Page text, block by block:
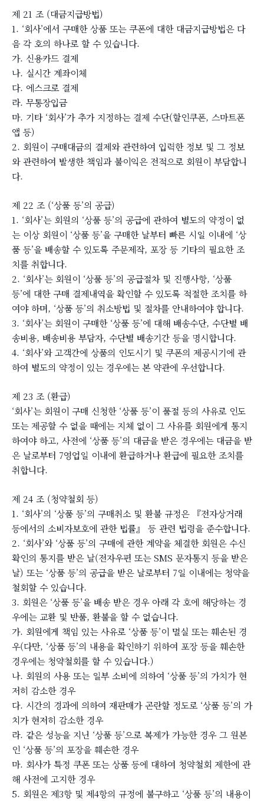
제 21 조 (대금지급방법)
1. ‘회사’에서 구매한 상품 또는 쿠폰에 대한 대금지급방법은 다
음 각 호의 하나로 할 수 있습니다.
가. 신용카드 결제
나. 실시간 계좌이체
다. 에스크로 결제
라. 무통장입금
마. 기타 ‘회사’가 추가 지정하는 결제 수단(할인쿠폰, 스마트폰
앱 등)
2. 회원이 구매대금의 결제와 관련하여 입력한 정보 및 그 정보
와 관련하여 발생한 책임과 불이익은 전적으로 회원이 부담합니
다.
제 22 조 (‘상품 등’의 공급)
1. ‘회사’는 회원의 ‘상품 등’의 공급에 관하여 별도의 약정이 없
는 이상 회원이 ‘상품 등’을 구매한 날부터 빠른 시일 이내에 ‘상
품 등’을 배송할 수 있도록 주문제작, 포장 등 기타의 필요한 조
치를 취합니다.
2. ‘회사’는 회원이 ‘상품 등’의 공급절차 및 진행사항, ‘상품
등’에 대한 구매 결제내역을 확인할 수 있도록 적절한 조치를 하
여야 하며, ‘상품 등’의 취소방법 및 절차를 안내하여야 합니다.
3. ‘회사’는 회원이 구매한 ‘상품 등’에 대해 배송수단, 수단별 배
송비용, 배송비용 부담자, 수단별 배송기간 등을 명시합니다.
4. ‘회사’와 고객간에 상품의 인도시기 및 쿠폰의 제공시기에 관
하여 별도의 약정이 있는 경우에는 본 약관에 우선합니다.
제 23 조 (환급)
‘회사’는 회원이 구매 신청한 ‘상품 등’이 품절 등의 사유로 인도
또는 제공할 수 없을 때에는 지체 없이 그 사유를 회원에게 통지
하여야 하고, 사전에 ‘상품 등’의 대금을 받은 경우에는 대금을 받
은 날로부터 7영업일 이내에 환급하거나 환급에 필요한 조치를
취합니다.
제 24 조 (청약철회 등)
1. ‘회사’의 ‘상품 등’의 구매취소 및 환불 규정은 『전자상거래
등에서의 소비자보호에 관한 법률』 등 관련 법령을 준수합니다.
2. ‘회사’와 ‘상품 등’의 구매에 관한 계약을 체결한 회원은 수신
확인의 통지를 받은 날(전자우편 또는 SMS 문자통지 등을 받은
날) 또는 ‘상품 등’의 공급을 받은 날로부터 7일 이내에는 청약을
철회할 수 있습니다.
3. 회원은 ‘상품 등’을 배송 받은 경우 아래 각 호에 해당하는 경
우에는 교환 및 반품, 환불을 할 수 없습니다.
가. 회원에게 책임 있는 사유로 ‘상품 등’이 멸실 또는 훼손된 경
우(다만, ‘상품 등’의 내용을 확인하기 위하여 포장 등을 훼손한
경우에는 청약철회를 할 수 있습니다.)
나. 회원의 사용 또는 일부 소비에 의하여 ‘상품 등’의 가치가 현
저히 감소한 경우
다. 시간의 경과에 의하여 재판매가 곤란할 정도로 ‘상품 등’의 가
치가 현저히 감소한 경우
라. 같은 성능을 지닌 ‘상품 등’으로 복제가 가능한 경우 그 원본
인 ‘상품 등’의 포장을 훼손한 경우
마. 회사가 특정 쿠폰 또는 상품 등에 대하여 청약철회 제한에 관
해 사전에 고지한 경우
5. 회원은 제3항 및 제4항의 규정에 불구하고 ‘상품 등’의 내용이